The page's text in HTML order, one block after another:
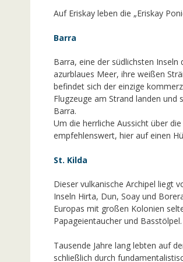
Auf Eriskay leben die „Eriskay
Barra
Barra, eine der südlichsten
azurblaues Meer, ihre weißen
befindet sich der einzige
Flugzeuge am Strand landen und
Barra.
Um die herrliche Aussicht über
empfehlenswert, hier auf einen
St. Kilda
Dieser vulkanische Archipel liegt
Inseln Hirta, Dun, Soay und
Europas mit großen Kolonien
Papageientaucher und
Tausende Jahre lang lebten auf
schließlich durch